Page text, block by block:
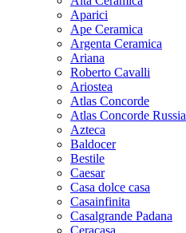
Aparici
Ape Ceramica
Argenta Ceramica
Ariana
Roberto Cavalli
Ariostea
Atlas Concorde
Atlas Concorde Russia
Azteca
Baldocer
Bestile
Caesar
Casa dolce casa
Casainfinita
Casalgrande Padana
Ceracasa